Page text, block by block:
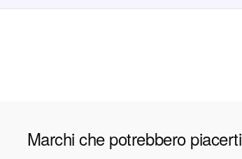
Marchi che potrebbero piacerti